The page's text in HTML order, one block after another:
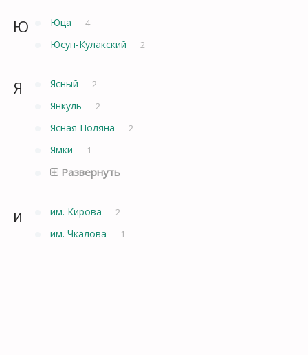
Ю Юца 4
Юсуп-Кулакский 2
Я Ясный 2
Янкуль 2
Ясная Поляна 2
Ямки 1
Развернуть
и им. Кирова 2
им. Чкалова 1